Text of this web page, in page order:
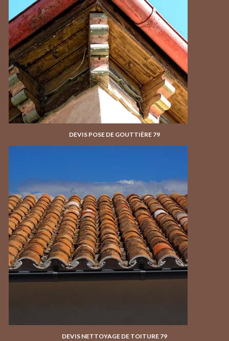
DEVIS POSE DE GOUTTIÈRE 79
DEVIS NETTOYAGE DE TOITURE 79